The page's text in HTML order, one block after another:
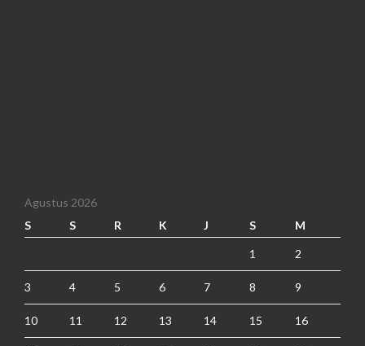
Agustus 2026
S
S R K J S M
1 2
3 4 5 6 7 8 9
10 11 12 13 14 15 16